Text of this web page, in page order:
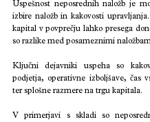
Uspešnost neposrednih naložb je
izbire naložb in kakovosti
kapital v povprečju lahko presega
so razlike med posameznimi
Ključni dejavniki uspeha so
podjetja, operativne izboljšave, čas
ter splošne razmere na trgu kapitala.
V primerjavi s skladi so